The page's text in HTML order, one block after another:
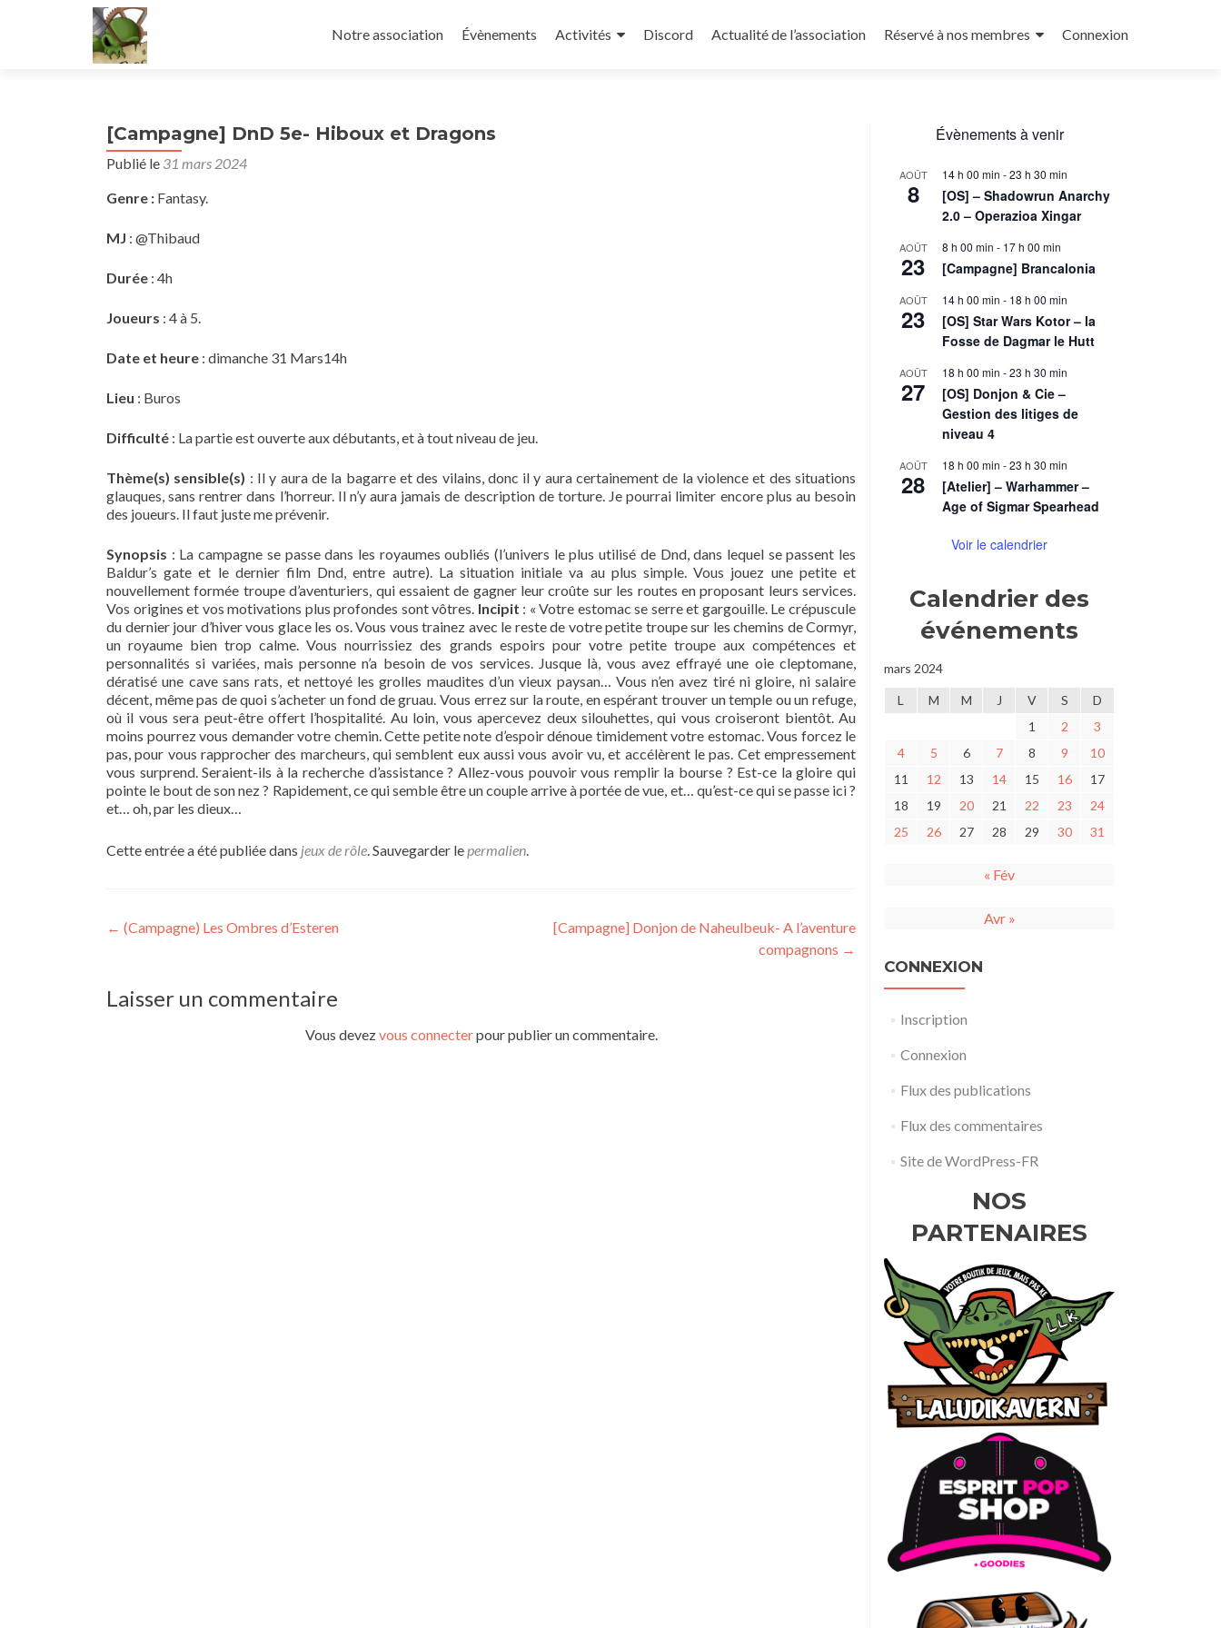
au
Notre association Évènements Activités Discord Actualité de l’association Réservé à nos membres Connexion
[Campagne] DnD 5e- Hiboux et Dragons
Publié le 31 mars 2024
Genre : Fantasy.
MJ : @Thibaud
Durée : 4h
Joueurs : 4 à 5.
Date et heure : dimanche 31 Mars14h
Lieu : Buros
Difficulté : La partie est ouverte aux débutants, et à tout niveau de jeu.
Thème(s) sensible(s) : Il y aura de la bagarre et des vilains, donc il y aura certainement de la violence et des situations
glauques, sans rentrer dans l’horreur. Il n’y aura jamais de description de torture. Je pourrai limiter encore plus au besoin
des joueurs. Il faut juste me prévenir.
Synopsis : La campagne se passe dans les royaumes oubliés (l’univers le plus utilisé de Dnd, dans lequel se passent les
Baldur’s gate et le dernier film Dnd, entre autre). La situation initiale va au plus simple. Vous jouez une petite et
nouvellement formée troupe d’aventuriers, qui essaient de gagner leur croûte sur les routes en proposant leurs services.
Vos origines et vos motivations plus profondes sont vôtres. Incipit : « Votre estomac se serre et gargouille. Le crépuscule
du dernier jour d’hiver vous glace les os. Vous vous trainez avec le reste de votre petite troupe sur les chemins de Cormyr,
un royaume bien trop calme. Vous nourrissiez des grands espoirs pour votre petite troupe aux compétences et
personnalités si variées, mais personne n’a besoin de vos services. Jusque là, vous avez effrayé une oie cleptomane,
dératisé une cave sans rats, et nettoyé les grolles maudites d’un vieux paysan… Vous n’en avez tiré ni gloire, ni salaire
décent, même pas de quoi s’acheter un fond de gruau. Vous errez sur la route, en espérant trouver un temple ou un refuge,
où il vous sera peut-être offert l’hospitalité. Au loin, vous apercevez deux silouhettes, qui vous croiseront bientôt. Au
moins pourrez vous demander votre chemin. Cette petite note d’espoir dénoue timidement votre estomac. Vous forcez le
pas, pour vous rapprocher des marcheurs, qui semblent eux aussi vous avoir vu, et accélèrent le pas. Cet empressement
vous surprend. Seraient-ils à la recherche d’assistance ? Allez-vous pouvoir vous remplir la bourse ? Est-ce la gloire qui
pointe le bout de son nez ? Rapidement, ce qui semble être un couple arrive à portée de vue, et… qu’est-ce qui se passe ici ?
et… oh, par les dieux…
Cette entrée a été publiée dans jeux de rôle. Sauvegarder lepermalien.
Navigation
l’article
← (Campagne) Les Ombres d’Esteren
[Campagne] Donjon de Naheulbeuk- A l’aventure
compagnons →
Laisser un commentaire
Vous devezvous connecterpour publier un commentaire.
Évènements à venir
AOÛT
8
14 h 00 min -23 h 30 min
[OS] – Shadowrun Anarchy
2.0 – Operazioa Xingar
AOÛT
23
8 h 00 min - 17 h 00 min
[Campagne] Brancalonia
AOÛT
23
14 h 00 min - 18 h 00 min
[OS] Star Wars Kotor – la
Fosse de Dagmar le Hutt
AOÛT
27
18 h 00 min -23 h 30 min
[OS] Donjon & Cie –
Gestion des litiges de
niveau 4
AOÛT
28
18 h 00 min -23 h 30 min
[Atelier] – Warhammer –
Age of Sigmar Spearhead
Voir le calendrier
Calendrier des
événements
mars 2024
L M M J V S
D
1
2
3
4
5 6 7 8 9
10
11
12 13 14 15 16
17
18
19 20 21 22 23
24
25
26 27 28 29 30 31
« Fév
Avr »
CONNEXION
Inscription
Connexion
Flux des publications
Flux des commentaires
Site de WordPress-FR
NOS
PARTENAIRES